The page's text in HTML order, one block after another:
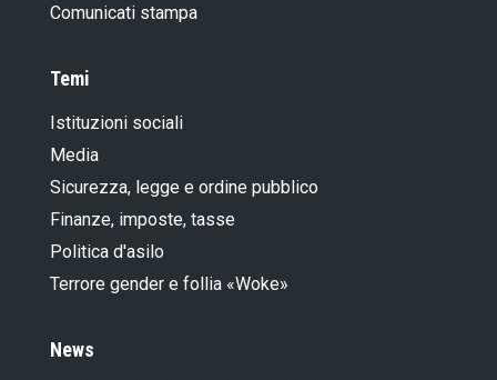
Comunicati stampa
Temi
Istituzioni sociali
Media
Sicurezza, legge e ordine pubblico
Finanze, imposte, tasse
Politica d'asilo
Terrore gender e follia «Woke»
News